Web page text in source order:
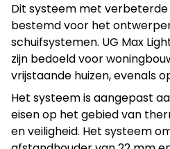
Alles
Dit systeem met
bestemd voor het
schuifsystemen. UG Max
zijn bedoeld voor
vrijstaande huizen, evenals
Het systeem is aangepast
eisen op het gebied van
en veiligheid. Het systeem